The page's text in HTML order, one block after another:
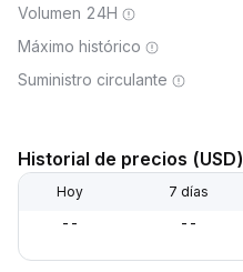
Volumen 24H
Máximo histórico
Suministro circulante
Historial de precios (USD)
Hoy 7 días
-- --